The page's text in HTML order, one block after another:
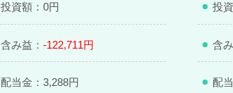
投資額：0円
含み益： -122,711円
配当金：3,288円
投
含
配